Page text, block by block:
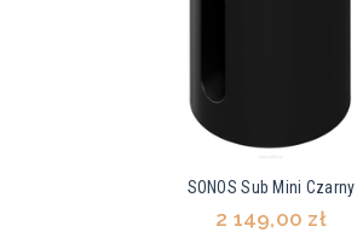
SONOS Sub Mini Czarny
2 149,00 zł